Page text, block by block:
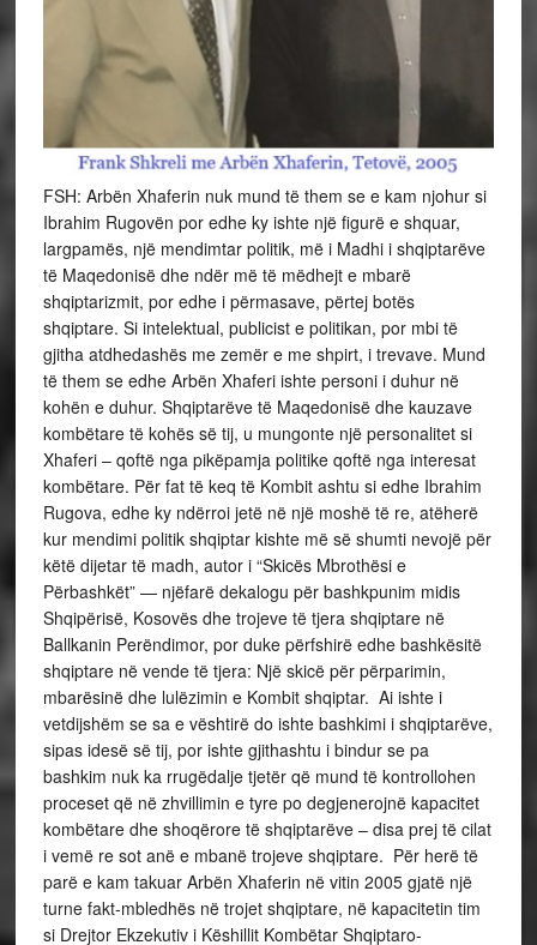
FSH: Arbën Xhaferin nuk mund të them se e kam njohur si
Ibrahim Rugovën por edhe ky ishte një figurë e shquar,
largpamës, një mendimtar politik, më i Madhi i shqiptarëve
të Maqedonisë dhe ndër më të mëdhejt e mbarë
shqiptarizmit, por edhe i përmasave, përtej botës
shqiptare. Si intelektual, publicist e politikan, por mbi të
gjitha atdhedashës me zemër e me shpirt, i trevave. Mund
të them se edhe Arbën Xhaferi ishte personi i duhur në
kohën e duhur. Shqiptarëve të Maqedonisë dhe kauzave
kombëtare të kohës së tij, u mungonte një personalitet si
Xhaferi – qoftë nga pikëpamja politike qoftë nga interesat
kombëtare. Për fat të keq të Kombit ashtu si edhe Ibrahim
Rugova, edhe ky ndërroi jetë në një moshë të re, atëherë
kur mendimi politik shqiptar kishte më së shumti nevojë për
këtë dijetar të madh, autor i “Skicës Mbrothësi e
Përbashkët” — njëfarë dekalogu për bashkpunim midis
Shqipërisë, Kosovës dhe trojeve të tjera shqiptare në
Ballkanin Perëndimor, por duke përfshirë edhe bashkësitë
shqiptare në vende të tjera: Një skicë për përparimin,
mbarësinë dhe lulëzimin e Kombit shqiptar. Ai ishte i
vetdijshëm se sa e vështirë do ishte bashkimi i shqiptarëve,
sipas idesë së tij, por ishte gjithashtu i bindur se pa
bashkim nuk ka rrugëdalje tjetër që mund të kontrollohen
proceset që në zhvillimin e tyre po degjenerojnë kapacitet
kombëtare dhe shoqërore të shqiptarëve – disa prej të cilat
i vemë re sot anë e mbanë trojeve shqiptare. Për herë të
parë e kam takuar Arbën Xhaferin në vitin 2005 gjatë një
turne fakt-mbledhës në trojet shqiptare, në kapacitetin tim
si Drejtor Ekzekutiv i Këshillit Kombëtar Shqiptaro-